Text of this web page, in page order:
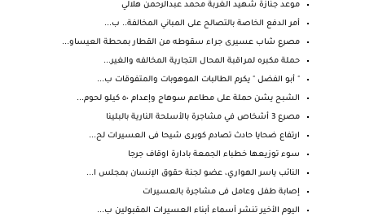
موعد جنازة شهيد الغربة محمد عبدالرحمن هلالي
أمر الدفع الخاصة بالتصالح على المباني المخالفة.. ب...
مصرع شاب عسيرى جراء سقوطه من القطار بمحطة العيساو...
حملة مكبره لمراقبة المحال التجارية المخالفه والغير...
" أبو الفضل " يكرم الطالبات الموهوبات والمتفوقات ب...
الشبح يشن حملة على مطاعم سوهاج وإعدام ٥٠ كيلو لحوم...
مصرع 3 أشخاص في مشاجرة بالأسلحة النارية بالبلينا
ارتفاع ضحايا حادث تصادم كوبرى شيحا فى العسيرات لح...
سوء توزيعها خطباء الجمعة بادارة اوقاف جرجا
النائب ياسر الهواري، عضو لجنة حقوق الإنسان بمجلس ا...
إصابة طفل وعامل فى مشاجرة بالعسيرات
اليوم الأخير تنشر أسماء أبناء العسيرات المقبولين ب...